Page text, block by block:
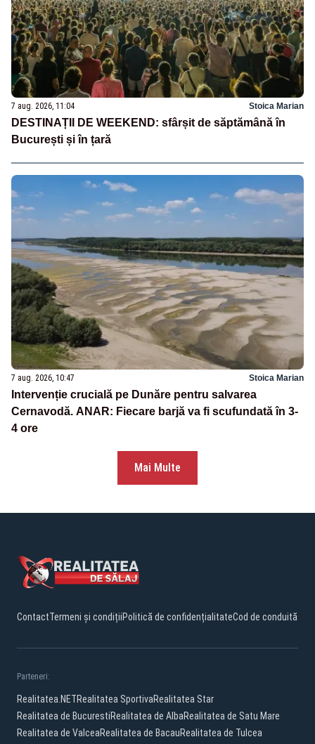
7 aug. 2026, 11:04 Stoica Marian
DESTINAȚII DE WEEKEND: sfârșit de săptămână în
București și în țară
7 aug. 2026, 10:47 Stoica Marian
Intervenție crucială pe Dunăre pentru salvarea
Cernavodă. ANAR: Fiecare barjă va fi scufundată în 3-
4 ore
Mai Multe
ContactTermeni și condițiiPolitică de confidențialitateCod de conduită
Parteneri:
Realitatea.NETRealitatea SportivaRealitatea Star
Realitatea de BucurestiRealitatea de AlbaRealitatea de Satu Mare
Realitatea de ValceaRealitatea de BacauRealitatea de Tulcea